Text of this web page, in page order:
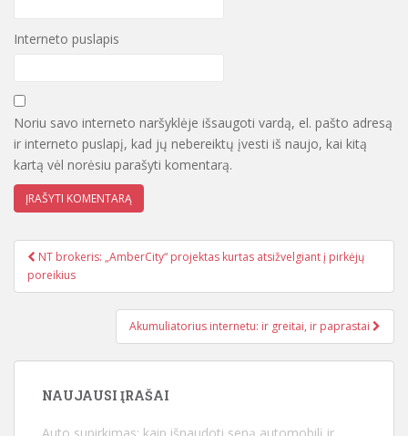
Interneto puslapis
Noriu savo interneto naršyklėje išsaugoti vardą, el. pašto adresą
ir interneto puslapį, kad jų nebereiktų įvesti iš naujo, kai kitą
kartą vėl norėsiu parašyti komentarą.
Įrašo navigacija
NT brokeris: „AmberCity“ projektas kurtas atsižvelgiant į pirkėjų
poreikius
Akumuliatorius internetu: ir greitai, ir paprastai
NAUJAUSI ĮRAŠAI